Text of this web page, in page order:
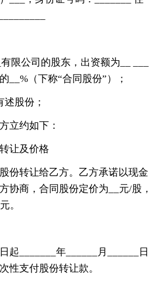
公司的股东，出资额为__ ___
__%（下称“合同股份”）；
股份；
约如下：
让及价格
转让给乙方。乙方承诺以现金
协商，合同股份定价为__元/股，
。
_______年______月______日
性支付股份转让款。